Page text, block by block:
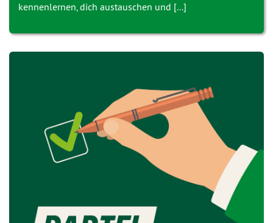
kennenlernen, dich austauschen und [...]